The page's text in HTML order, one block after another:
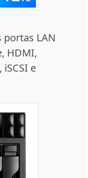
portas LAN
HDMI,
e